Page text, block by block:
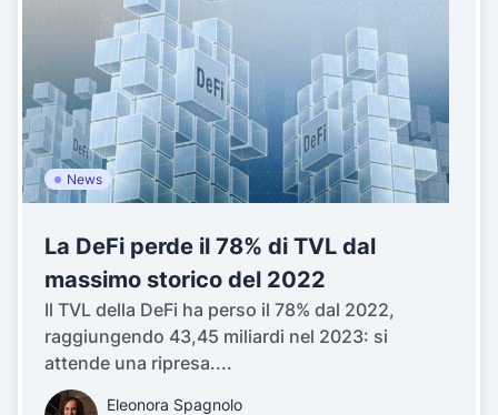
News
La DeFi perde il 78% di TVL dal
massimo storico del 2022
Il TVL della DeFi ha perso il 78% dal 2022,
raggiungendo 43,45 miliardi nel 2023: si
attende una ripresa....
Eleonora Spagnolo